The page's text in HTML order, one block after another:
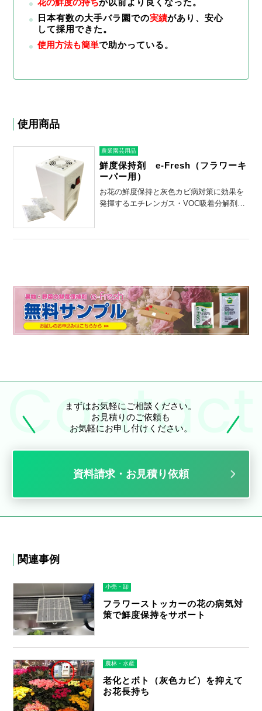
花の鮮度の持ちが以前より良くなった。
日本有数の大手バラ園での実績があり、安心
して採用できた。
使用方法も簡単で助かっている。
使用商品
農業園芸用品
鮮度保持剤 e-Fresh（フラワーキ
ーパー用）
お花の鮮度保持と灰色カビ病対策に効果を
発揮するエチレンガス・VOC吸着分解剤で
まずはお気軽にご相談ください。
お見積りのご依頼も
お気軽にお申し付けください。
資料請求・お見積り依頼
関連事例
小売・卸
フラワーストッカーの花の病気対
策で鮮度保持をサポート
農林・水産
老化とボト（灰色カビ）を抑えて
お花長持ち